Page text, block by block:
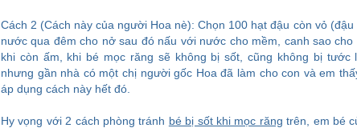
Cách 2 (Cách này của người Hoa nè): Chọn 100 hạt đậu còn vỏ
nước qua đêm cho nở sau đó nấu với nước cho mềm, canh sao
khi còn ấm, khi bé mọc răng sẽ không bị sốt, cũng không bị
nhưng gần nhà có một chị người gốc Hoa đã làm cho con và em
áp dụng cách này hết đó.
Hy vọng với 2 cách phòng tránh bé bị sốt khi mọc răng trên, em bé